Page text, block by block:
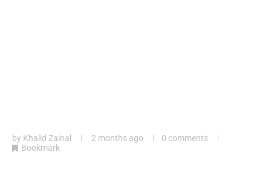
by Khalid Zainal 2 months ago
0 comments
Bookmark